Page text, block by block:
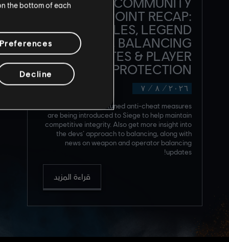
٧ / ٨ / ٢٠٢٦
CHECKPOINT RECAP:
CORE RULES, LEGEND
DIVISION, BALANCING
UPDATES & PLAYER
PROTECTION
Several new, fine-tuned anti-cheat measures
are being introduced to Siege to help maintain
competitive integrity. Also get more insight into
the devs’ approach to balancing, along with
news on weapon and operator balancing
updates!
قراءة المزيد
the bottom of each
Decline